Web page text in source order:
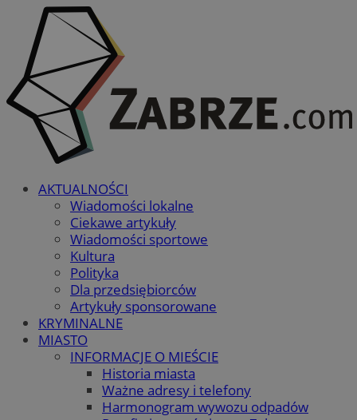
AKTUALNOŚCI
Wiadomości lokalne
Ciekawe artykuły
Wiadomości sportowe
Kultura
Polityka
Dla przedsiębiorców
Artykuły sponsorowane
KRYMINALNE
MIASTO
INFORMACJE O MIEŚCIE
Historia miasta
Ważne adresy i telefony
Harmonogram wywozu odpadów